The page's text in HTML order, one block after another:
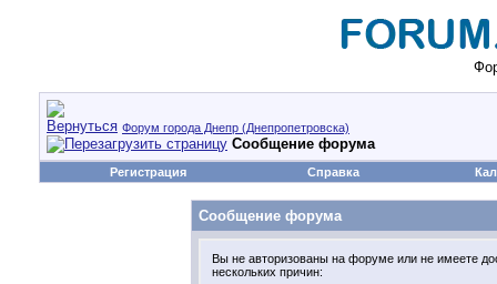
Форум города Днепр (Днепропетровска)
Сообщение форума
Регистрация Справка
Сообщение форума
Вы не авторизованы на форуме или не имеете
нескольких причин: